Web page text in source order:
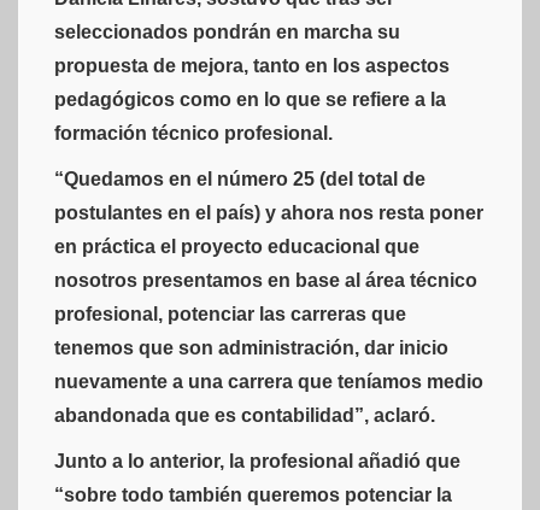
seleccionados pondrán en marcha su
propuesta de mejora, tanto en los aspectos
pedagógicos como en lo que se refiere a la
formación técnico profesional.
“Quedamos en el número 25 (del total de
postulantes en el país) y ahora nos resta poner
en práctica el proyecto educacional que
nosotros presentamos en base al área técnico
profesional, potenciar las carreras que
tenemos que son administración, dar inicio
nuevamente a una carrera que teníamos medio
abandonada que es contabilidad”, aclaró.
Junto a lo anterior, la profesional añadió que
“sobre todo también queremos potenciar la